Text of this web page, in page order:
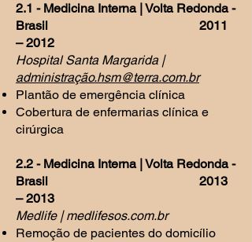
2.1 - Medicina Interna | Volta Redonda -
Brasil
2011
– 2012
Hospital Santa Margarida |
administração.hsm@terra.com.br
Plantão de emergência clínica
Cobertura de enfermarias clínica e
cirúrgica
2.2 - Medicina Interna | Volta Redonda -
Brasil
2013
– 2013
Medlife | medlifesos.com.br
Remoção de pacientes do domicílio